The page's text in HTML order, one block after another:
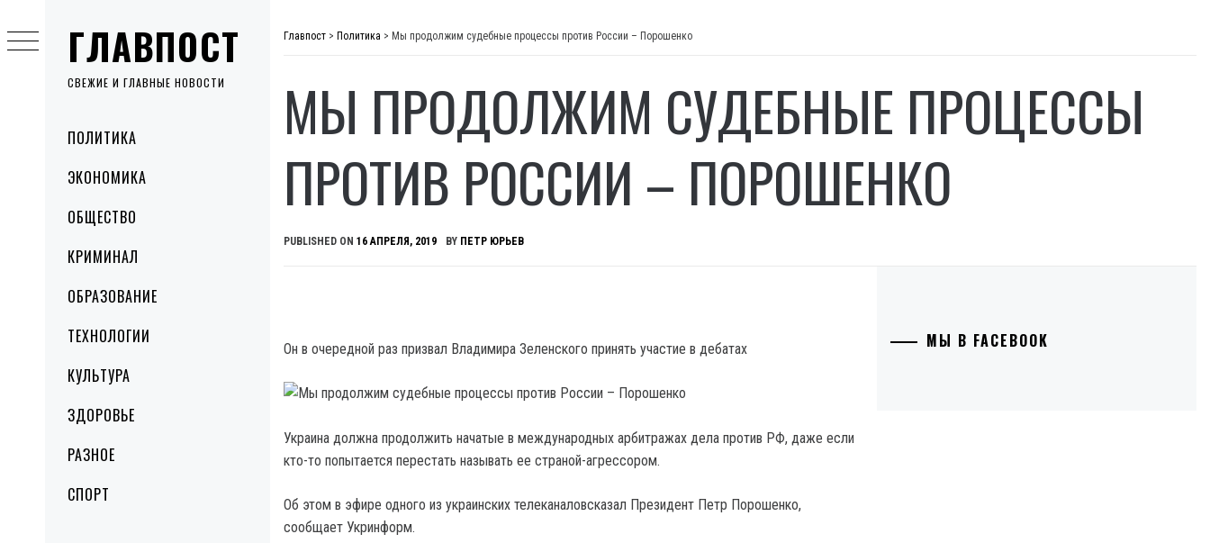
ГЛАВПОСТ
СВЕЖИЕ И ГЛАВНЫЕ НОВОСТИ
MenuПОЛИТИКА
ЭКОНОМИКА
ОБЩЕСТВО
КРИМИНАЛ
ОБРАЗОВАНИЕ
ТЕХНОЛОГИИ
КУЛЬТУРА
ЗДОРОВЬЕ
РАЗНОЕ
СПОРТ
to
content
Главпост > Политика > Мы продолжим судебные процессы против России – Порошенко
МЫ ПРОДОЛЖИМ СУДЕБНЫЕ ПРОЦЕССЫ
ПРОТИВ РОССИИ – ПОРОШЕНКО
PUBLISHED ON 16 АПРЕЛЯ, 2019 BY ПЕТР ЮРЬЕВ
Он в очередной раз призвал Владимира Зеленского принять участие в дебатах
Украина должна продолжить начатые в международных арбитражах дела против РФ, даже если
кто-то попытается перестать называть ее страной-агрессором.
Об этом в эфире одного из украинских телеканаловсказал Президент Петр Порошенко,
сообщает Укринформ.
МЫ В FACEBOOK